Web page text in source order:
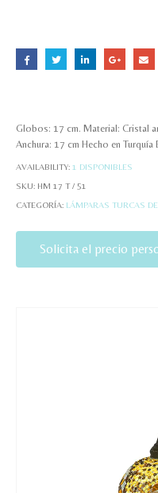
Globos: 17 cm. Material: Cristal
Anchura: 17 cm Hecho en
AVAILABILITY: 1 DISPONIBLES
SKU: HM 17 T / 51
CATEGORÍA: LÁMPARAS TURCAS
Solicita el precio